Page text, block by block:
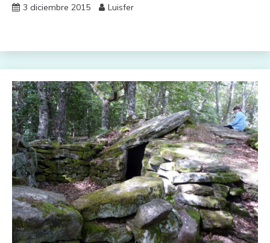
3 diciembre 2015 Luisfer